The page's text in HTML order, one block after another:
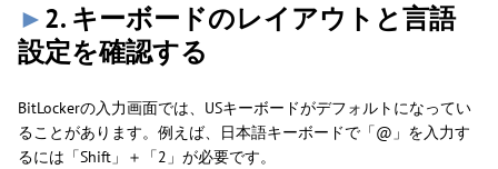
►2. キーボードのレイアウトと言語
設定を確認する
BitLockerの入力画面では、USキーボードがデフォルトになってい
ることがあります。例えば、日本語キーボードで「@」を入力す
るには「Shift」＋「2」が必要です。